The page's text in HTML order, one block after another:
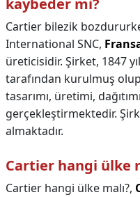
kaybeder mi?
Cartier bilezik
International SNC,
üreticisidir. Şirket, 1847
tarafından kurulmuş
tasarımı, üretimi,
gerçekleştirmektedir.
almaktadır.
Cartier hangi ülke
Cartier hangi ülke malı?,